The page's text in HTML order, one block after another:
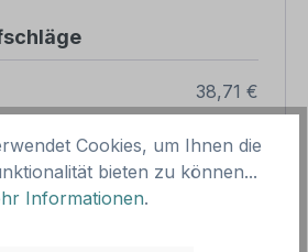
38,71 €
Cookies, um Ihnen die
bieten zu können...
Informationen.